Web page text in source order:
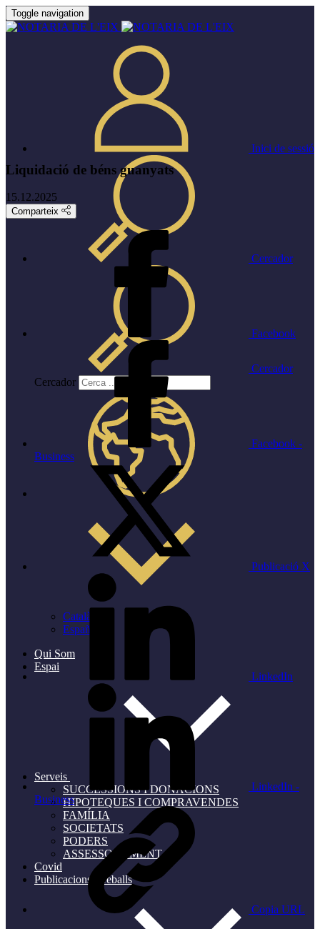
Toggle navigation
Inici de sessió
Cercador
Cercador
Cercador
Català
Español
Qui Som
Espai
Serveis
SUCCESSIONS I DONACIONS
HIPOTEQUES I COMPRAVENDES
FAMÍLIA
SOCIETATS
PODERS
ASSESSORAMENT
Covid
Publicacions i treballs
Liquidació de béns guanyats
15.12.2025
Comparteix
Facebook
Facebook -
Business
Publicació X
LinkedIn
LinkedIn -
Business
Copia URL